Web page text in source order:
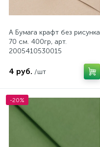
А Бумага крафт без рисунка
70 см. 400гр, арт.
2005410530015
4 руб. /шт
-20%